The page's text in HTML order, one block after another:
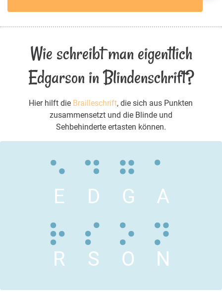
Wie schreibt man eigentlich
Edgarson in Blindenschrift?
Hier hilft die Brailleschrift, die sich aus Punkten
zusammensetzt und die Blinde und
Sehbehinderte ertasten können.
E D G A
R S O N